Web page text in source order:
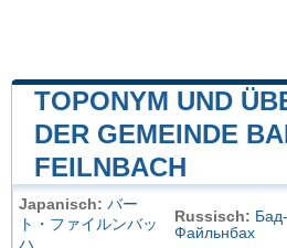
TOPONYM UND
DER GEMEINDE
FEILNBACH
Japanisch: バー
ト・ファイルンバッ
ハ
Russisch: Бад-
Файльнбах